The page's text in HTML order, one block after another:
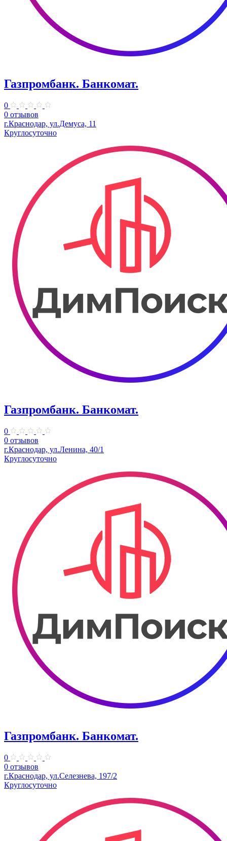
Газпромбанк. Банкомат.
0
0 отзывов
г.Краснодар, ул.Демуса, 11
Круглосуточно
Газпромбанк. Банкомат.
0
0 отзывов
г.Краснодар, ул.Ленина, 40/1
Круглосуточно
Газпромбанк. Банкомат.
0
0 отзывов
г.Краснодар, ул.Селезнева, 197/2
Круглосуточно